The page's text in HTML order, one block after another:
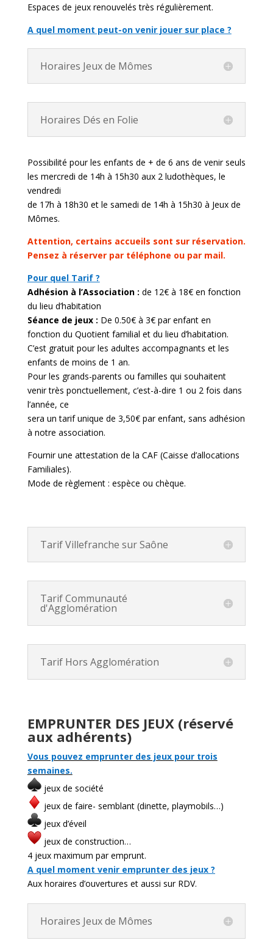
Espaces de jeux renouvelés très régulièrement.
A quel moment peut-on venir jouer sur place ?
Horaires Jeux de Mômes
Horaires Dés en Folie
Possibilité pour les enfants de + de 6 ans de venir seuls
les mercredi de 14h à 15h30 aux 2 ludothèques, le
vendredi
de 17h à 18h30 et le samedi de 14h à 15h30 à Jeux de
Mômes.
Attention, certains accueils sont sur réservation.
Pensez à réserver par téléphone ou par mail.
Pour quel Tarif ?
Adhésion à l’Association : de 12€ à 18€ en fonction
du lieu d’habitation
Séance de jeux : De 0.50€ à 3€ par enfant en
fonction du Quotient familial et du lieu d’habitation.
C’est gratuit pour les adultes accompagnants et les
enfants de moins de 1 an.
Pour les grands-parents ou familles qui souhaitent
venir très ponctuellement, c’est-à-dire 1 ou 2 fois dans
l’année, ce
sera un tarif unique de 3,50€ par enfant, sans adhésion
à notre association.
Fournir une attestation de la CAF (Caisse d’allocations
Familiales).
Mode de règlement : espèce ou chèque.
Tarif Villefranche sur Saône
Tarif Communauté
d'Agglomération
Tarif Hors Agglomération
EMPRUNTER DES JEUX (réservé
aux adhérents)
Vous pouvez emprunter des jeux pour trois
semaines.
jeux de société
jeux de faire- semblant (dinette, playmobils…)
jeux d’éveil
jeux de construction…
4 jeux maximum par emprunt.
A quel moment venir emprunter des jeux ?
Aux horaires d’ouvertures et aussi sur RDV.
Horaires Jeux de Mômes